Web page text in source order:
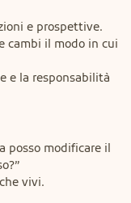
e prospettive.
cambi il modo in cui
e la responsabilità
posso modificare il
vivi.